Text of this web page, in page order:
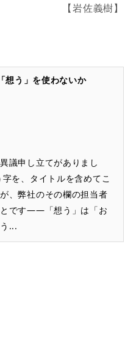
【岩佐義樹】
想う」を使わないか
議申し立てがありまし
を、タイトルを含めてこ
、弊社のその欄の担当者
です――「想う」は「お
...